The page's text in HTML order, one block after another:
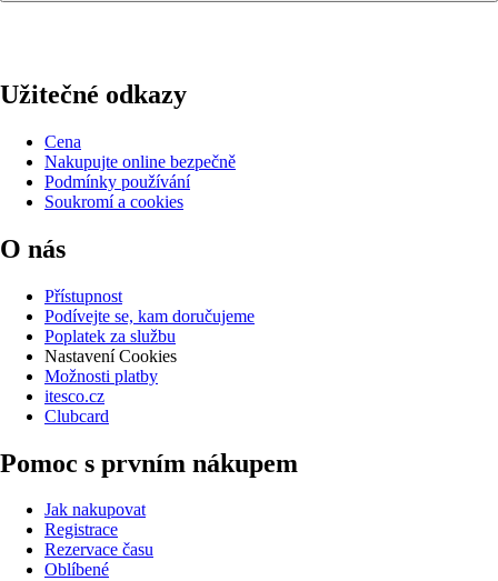
Užitečné odkazy
Cena
Nakupujte online bezpečně
Podmínky používání
Soukromí a cookies
O nás
Přístupnost
Podívejte se, kam doručujeme
Poplatek za službu
Nastavení Cookies
Možnosti platby
itesco.cz
Clubcard
Pomoc s prvním nákupem
Jak nakupovat
Registrace
Rezervace času
Oblíbené